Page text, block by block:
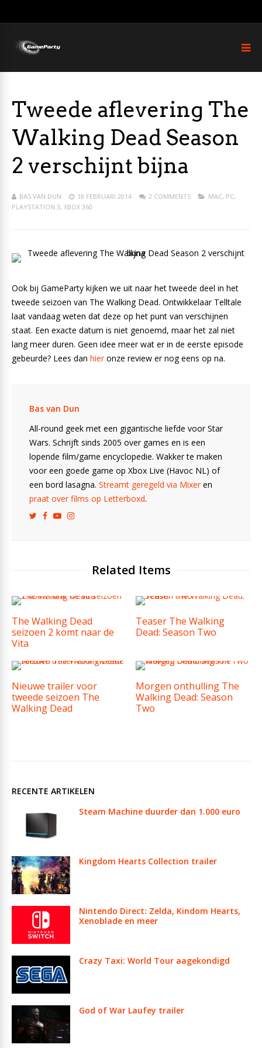
Tweede aflevering The
Walking Dead Season
2 verschijnt bijna
BAS VAN DUN 18 FEBRUARI 2014 2 COMMENTS MAC, PC,
PLAYSTATION 3, XBOX 360
Ook bij GameParty kijken we uit naar het tweede deel in het
tweede seizoen van The Walking Dead. Ontwikkelaar Telltale
laat vandaag weten dat deze op het punt van verschijnen
staat. Een exacte datum is niet genoemd, maar het zal niet
lang meer duren. Geen idee meer wat er in de eerste episode
gebeurde? Lees dan hieronze review er nog eens op na.
Bas van Dun
All-round geek met een gigantische liefde voor Star
Wars. Schrijft sinds 2005 over games en is een
lopende film/game encyclopedie. Wakker te maken
voor een goede game op Xbox Live (Havoc NL) of
een bord lasagna. Streamt geregeld via Mixeren
praat over films op Letterboxd.
Related Items
The Walking Dead
seizoen 2 komt naar de
Vita
Teaser The Walking
Dead: Season Two
Nieuwe trailer voor
tweede seizoen The
Walking Dead
Morgen onthulling The
Walking Dead: Season
Two
RECENTE ARTIKELEN
Steam Machine duurder dan 1.000 euro
Kingdom Hearts Collection trailer
Nintendo Direct: Zelda, Kindom Hearts,
Xenoblade en meer
Crazy Taxi: World Tour aagekondigd
God of War Laufey trailer